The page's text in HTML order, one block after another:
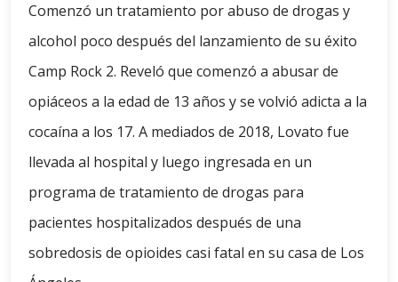
Comenzó un tratamiento por abuso de drogas y
alcohol poco después del lanzamiento de su éxito
Camp Rock 2. Reveló que comenzó a abusar de
opiáceos a la edad de 13 años y se volvió adicta a la
cocaína a los 17. A mediados de 2018, Lovato fue
llevada al hospital y luego ingresada en un
programa de tratamiento de drogas para
pacientes hospitalizados después de una
sobredosis de opioides casi fatal en su casa de Los